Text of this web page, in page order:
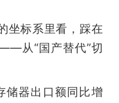
坐标系里看，踩在
从“国产替代”切
器出口额同比增